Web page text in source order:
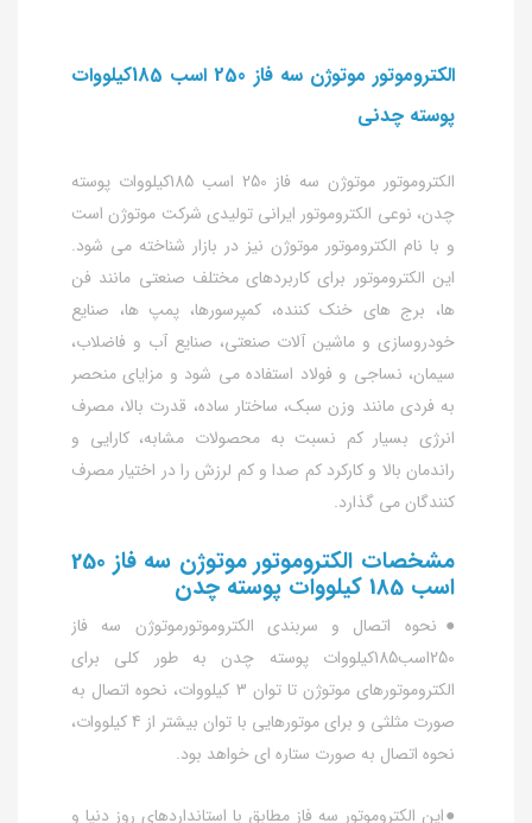
الکتروموتور موتوژن سه فاز 250 اسب 185کیلووات
پوسته چدنی
الکتروموتور موتوژن سه فاز 250 اسب 185کیلووات پوسته
چدن، نوعی الکتروموتور ایرانی تولیدی شرکت موتوژن است
و با نام الکتروموتور موتوژن نیز در بازار شناخته می شود.
این الکتروموتور برای کاربردهای مختلف صنعتی مانند فن
ها، برج های خنک کننده، کمپرسورها، پمپ ها، صنایع
خودروسازی و ماشین آلات صنعتی، صنایع آب و فاضلاب،
سیمان، نساجی و فولاد استفاده می شود و مزایای منحصر
به فردی مانند وزن سبک، ساختار ساده، قدرت بالا، مصرف
انرژی بسیار کم نسبت به محصولات مشابه، کارایی و
راندمان بالا و کارکرد کم صدا و کم لرزش را در اختیار مصرف
کنندگان می گذارد.
مشخصات الکتروموتور موتوژن سه فاز 250
اسب 185 کیلووات پوسته چدن
●نحوه اتصال و سربندی الکتروموتورموتوژن سه فاز
250اسب185کیلووات پوسته چدن به طور کلی برای
الکتروموتورهای موتوژن تا توان 3 کیلووات، نحوه اتصال به
صورت مثلثی و برای موتورهایی با توان بیشتر از 4 کیلووات،
نحوه اتصال به صورت ستاره ای خواهد بود.
●این الکتروموتور سه فاز مطابق با استانداردهای روز دنیا و